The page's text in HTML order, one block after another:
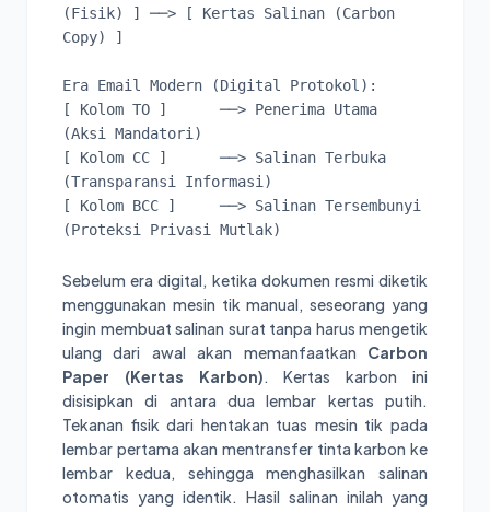
(Fisik) ] ──> [ Kertas Salinan (Carbon
Copy) ]
Era Email Modern (Digital Protokol):
[ Kolom TO ]      ──> Penerima Utama
(Aksi Mandatori)
[ Kolom CC ]      ──> Salinan Terbuka
(Transparansi Informasi)
[ Kolom BCC ]     ──> Salinan Tersembunyi
Sebelum era digital, ketika dokumen resmi diketik
menggunakan mesin tik manual, seseorang yang
ingin membuat salinan surat tanpa harus mengetik
ulang dari awal akan memanfaatkan Carbon
Paper (Kertas Karbon). Kertas karbon ini
disisipkan di antara dua lembar kertas putih.
Tekanan fisik dari hentakan tuas mesin tik pada
lembar pertama akan mentransfer tinta karbon ke
lembar kedua, sehingga menghasilkan salinan
otomatis yang identik. Hasil salinan inilah yang